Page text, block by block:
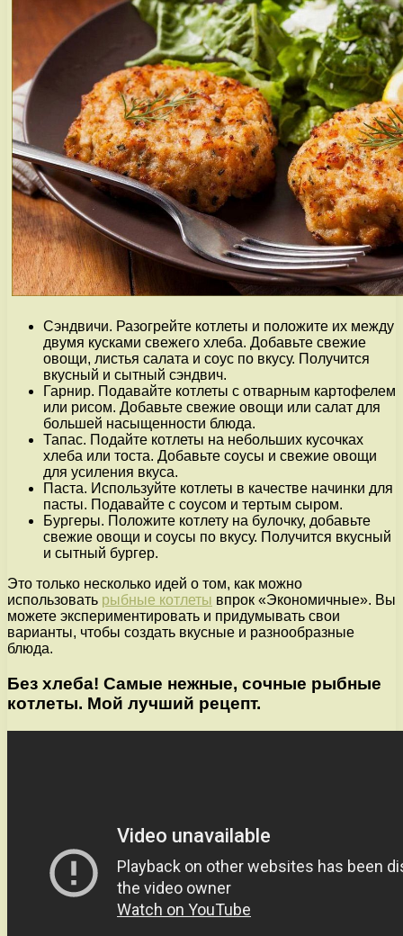
Сэндвичи. Разогрейте котлеты и положите их между
двумя кусками свежего хлеба. Добавьте свежие
овощи, листья салата и соус по вкусу. Получится
вкусный и сытный сэндвич.
Гарнир. Подавайте котлеты с отварным картофелем
или рисом. Добавьте свежие овощи или салат для
большей насыщенности блюда.
Тапас. Подайте котлеты на небольших кусочках
хлеба или тоста. Добавьте соусы и свежие овощи
для усиления вкуса.
Паста. Используйте котлеты в качестве начинки для
пасты. Подавайте с соусом и тертым сыром.
Бургеры. Положите котлету на булочку, добавьте
свежие овощи и соусы по вкусу. Получится вкусный
и сытный бургер.
Это только несколько идей о том, как можно
использовать рыбные котлеты впрок «Экономичные». Вы
можете экспериментировать и придумывать свои
варианты, чтобы создать вкусные и разнообразные
блюда.
Без хлеба! Самые нежные, сочные рыбные
котлеты. Мой лучший рецепт.